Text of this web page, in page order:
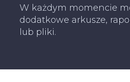
W każdym momencie
dodatkowe arkusze,
lub pliki.